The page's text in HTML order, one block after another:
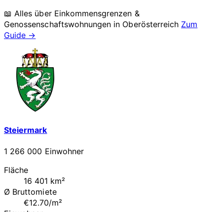
📖 Alles über Einkommensgrenzen &
Genossenschaftswohnungen in Oberösterreich Zum
Guide →
Steiermark
1 266 000 Einwohner
Fläche
16 401 km²
Ø Bruttomiete
€12.70/m²